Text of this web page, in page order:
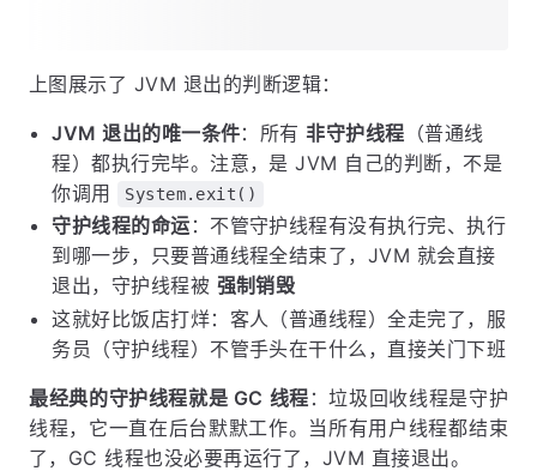
上图展示了 JVM 退出的判断逻辑：
JVM 退出的唯一条件：所有 非守护线程 （普通线
程）都执行完毕。注意，是 JVM 自己的判断，不是
你调用
System.exit()
守护线程的命运 ：不管守护线程有没有执行完、执行
到哪一步，只要普通线程全结束了，JVM 就会直接
退出，守护线程被 强制销毁
这就好比饭店打烊：客人（普通线程）全走完了，服
务员（守护线程）不管手头在干什么，直接关门下班
最经典的守护线程就是 GC 线程 ：垃圾回收线程是守护
线程，它一直在后台默默工作。当所有用户线程都结束
了，GC 线程也没必要再运行了，JVM 直接退出。